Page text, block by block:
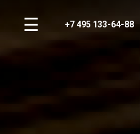
+7 495 133-64-88